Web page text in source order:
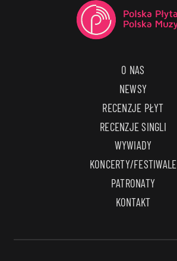
O NAS
NEWSY
RECENZJE PŁYT
RECENZJE SINGLI
WYWIADY
KONCERTY/FESTIWALE
PATRONATY
KONTAKT